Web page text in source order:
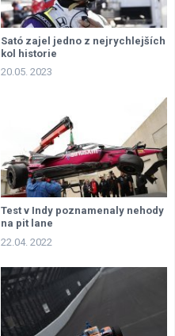
Sató zajel jedno z nejrychlejších
kol historie
20.05. 2023
Test v Indy poznamenaly nehody
na pit lane
22.04. 2022